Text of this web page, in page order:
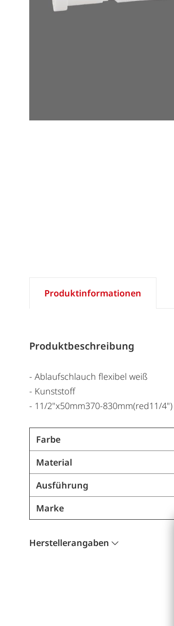
Produktinformationen
Produktbeschreibung
- Ablaufschlauch flexibel weiß
- Kunststoff
- 11/2"x50mm370-830mm(red11/4")
Farbe
Material
Ausführung
Marke
Herstellerangaben